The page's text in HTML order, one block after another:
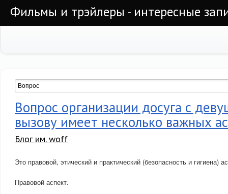
Фильмы и трэйлеры - интересные
Вопрос организации досуга с
вызову имеет несколько важных
Блог им. woff
Это правовой, этический и практический (безопасность и гигиена)
Правовой аспект.